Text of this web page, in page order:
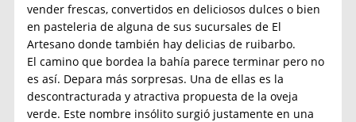
vender frescas, convertidos en deliciosos dulces o bien
en pasteleria de alguna de sus sucursales de El
Artesano donde también hay delicias de ruibarbo.
El camino que bordea la bahía parece terminar pero no
es así. Depara más sorpresas. Una de ellas es la
descontracturada y atractiva propuesta de la oveja
verde. Este nombre insólito surgió justamente en una